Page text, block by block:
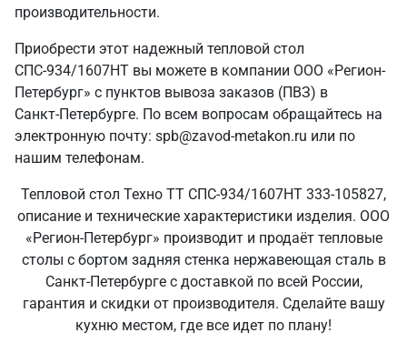
производительности.
Приобрести этот надежный тепловой стол
СПС-934/1607НТ вы можете в компании ООО «Регион-
Петербург» с пунктов вывоза заказов (ПВЗ) в
Санкт‑Петербурге. По всем вопросам обращайтесь на
электронную почту: spb@zavod-metakon.ru или по
нашим телефонам.
Тепловой стол Техно ТТ СПС-934/1607НТ 333-105827,
описание и технические характеристики изделия. ООО
«Регион-Петербург» производит и продаёт тепловые
столы с бортом задняя стенка нержавеющая сталь в
Санкт‑Петербурге с доставкой по всей России,
гарантия и скидки от производителя. Сделайте вашу
кухню местом, где все идет по плану!